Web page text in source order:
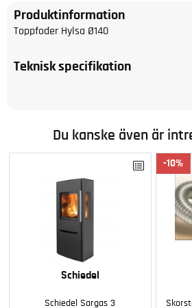
Produktinformation
Toppfoder Hylsa Ø140
Teknisk specifikation
Du kanske även är
Schiedel
Schiedel Sargas 3
10